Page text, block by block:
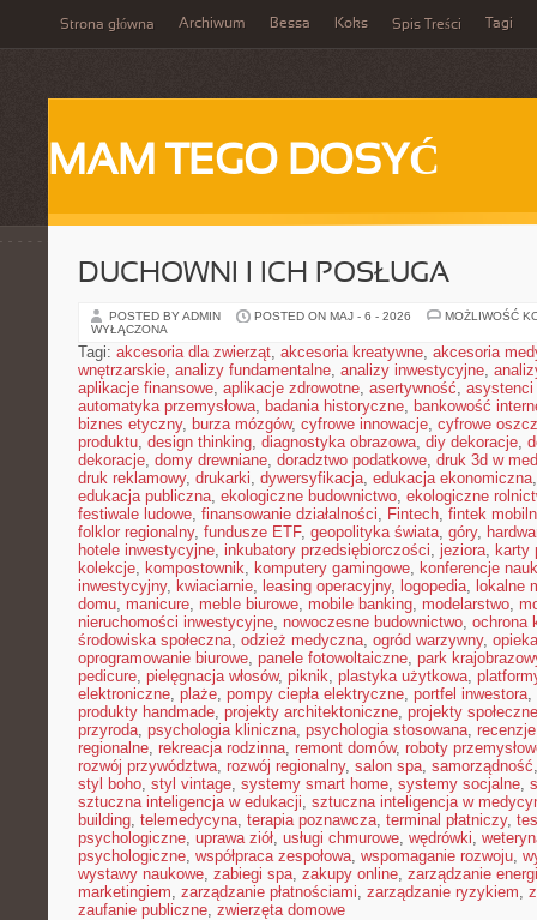
Strona główna Archiwum Bessa Koks Spis Treści Tagi
MAM TEGO DOSYĆ
DUCHOWNI I ICH POSŁUGA
POSTED BY ADMIN POSTED ON MAJ - 6 - 2026
MOŻLIWOŚĆ
WYŁĄCZONA
Tagi: akcesoria dla zwierząt, akcesoria kreatywne, akcesoria
wnętrzarskie, analizy fundamentalne, analizy inwestycyjne,
aplikacje finansowe, aplikacje zdrowotne, asertywność, asystenci
automatyka przemysłowa, badania historyczne, bankowość
biznes etyczny, burza mózgów, cyfrowe innowacje, cyfrowe
produktu, design thinking, diagnostyka obrazowa, diy dekoracje,
dekoracje, domy drewniane, doradztwo podatkowe, druk 3d w
druk reklamowy, drukarki, dywersyfikacja, edukacja ekonomiczna
edukacja publiczna, ekologiczne budownictwo, ekologiczne
festiwale ludowe, finansowanie działalności, Fintech, fintek
folklor regionalny, fundusze ETF, geopolityka świata, góry,
hotele inwestycyjne, inkubatory przedsiębiorczości, jeziora, karty
kolekcje, kompostownik, komputery gamingowe, konferencje
inwestycyjny, kwiaciarnie, leasing operacyjny, logopedia, lokalne
domu, manicure, meble biurowe, mobile banking, modelarstwo,
nieruchomości inwestycyjne, nowoczesne budownictwo, ochrona
środowiska społeczna, odzież medyczna, ogród warzywny,
oprogramowanie biurowe, panele fotowoltaiczne, park
pedicure, pielęgnacja włosów, piknik, plastyka użytkowa,
elektroniczne, plaże, pompy ciepła elektryczne, portfel inwestora,
produkty handmade, projekty architektoniczne, projekty społeczne
przyroda, psychologia kliniczna, psychologia stosowana,
regionalne, rekreacja rodzinna, remont domów, roboty
rozwój przywództwa, rozwój regionalny, salon spa, samorządność
styl boho, styl vintage, systemy smart home, systemy socjalne,
sztuczna inteligencja w edukacji, sztuczna inteligencja w
building, telemedycyna, terapia poznawcza, terminal płatniczy,
psychologiczne, uprawa ziół, usługi chmurowe, wędrówki,
psychologiczne, współpraca zespołowa, wspomaganie rozwoju,
wystawy naukowe, zabiegi spa, zakupy online, zarządzanie
marketingiem, zarządzanie płatnościami, zarządzanie ryzykiem,
zaufanie publiczne, zwierzęta domowe